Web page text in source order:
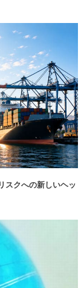
スクへの新しいヘッ